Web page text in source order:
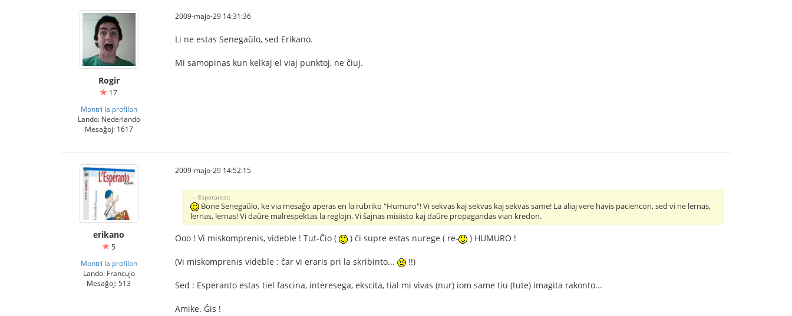
Rogir
17
Montri la profilon
Lando: Nederlando
Mesaĝoj: 1617
2009-majo-29 14:31:36
Li ne estas Senegaŭlo, sed Erikano.
Mi samopinas kun kelkaj el viaj punktoj, ne ĉiuj.
erikano
5
Montri la profilon
Lando: Francujo
Mesaĝoj: 513
2009-majo-29 14:52:15
Esperantst:
Bone Senegaŭlo, ke via mesaĝo aperas en la rubriko "Humuro"! Vi sekvas kaj sekvas kaj sekvas same! La aliaj vere havis paciencon, sed vi ne lernas,
lernas, lernas! Vi daŭre malrespektas la reglojn. Vi ŝajnas misiisto kaj daŭre propagandas vian kredon.
Ooo ! Vi miskomprenis, videble ! Tut-Ĉio ( ) ĉi supre estas nurege ( re- ) HUMURO !
(Vi miskomprenis videble : ĉar vi eraris pri la skribinto... !!)
Sed : Esperanto estas tiel fascina, interesega, ekscita, tial mi vivas (nur) iom same tiu (tute) imagita rakonto...
Amike. Ĝis !